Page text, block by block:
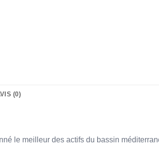
(0)
le meilleur des actifs du bassin